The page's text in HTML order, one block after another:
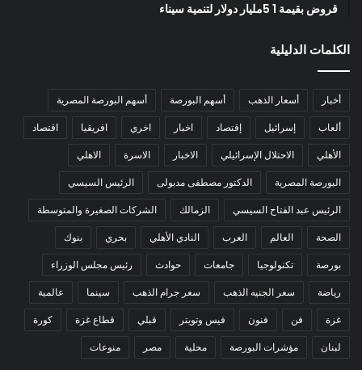
قروض بقيمة 1 5مليار دولار لتنمية سيناء
الكلمات الدليلية
أخبار أسعار الذهب أسهم البورصة أسهم البورصة المصرية
ألعاب إسرائيل إقتصاد اخبار اخري افريقيا اقتصاد
الأهلي الاحتلال الإسرائيلي الاخبار الاسرة الاهلي
البورصة المصرية الدكتور مصطفى مدبولى الرئيس السيسي
الرئيس عبد الفتاح السيسي الزمالك الشركات الصغيرة والمتوسطة
الصحة العالم العرب النادي الأهلي بحري بنوك
بورصة تكنولوجيا جامعات حوادث رئيس مجلس الوزراء
رياضة سعر الجنيه الذهب سعر جرام الذهب سينما عالمية
غزة فن فنون فيس وتويتر قبلي قطاع غزة كورة
لبنان مؤشرات البورصة محلية مصر منوعات